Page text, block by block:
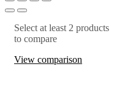
Select at least 2 products
to compare
View comparison